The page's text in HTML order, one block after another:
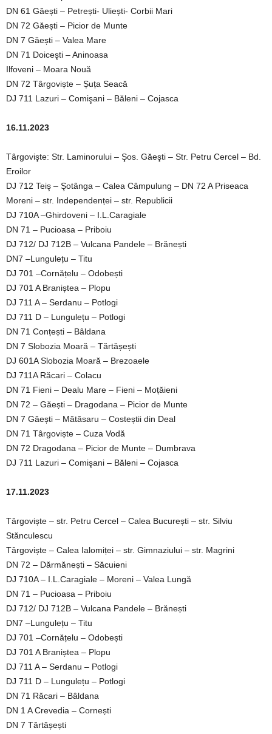
DN 61 Găești – Petrești- Uliești- Corbii Mari
DN 72 Găești – Picior de Munte
DN 7 Găești – Valea Mare
DN 71 Doiceşti – Aninoasa
Ilfoveni – Moara Nouă
DN 72 Târgoviște – Șuța Seacă
DJ 711 Lazuri – Comişani – Băleni – Cojasca
16.11.2023
Târgovişte: Str. Laminorului – Şos. Găeşti – Str. Petru Cercel – Bd.
Eroilor
DJ 712 Teiş – Şotânga – Calea Câmpulung – DN 72 A Priseaca
Moreni – str. Independenței – str. Republicii
DJ 710A –Ghirdoveni – I.L.Caragiale
DN 71 – Pucioasa – Priboiu
DJ 712/ DJ 712B – Vulcana Pandele – Brănești
DN7 –Lungulețu – Titu
DJ 701 –Cornățelu – Odobești
DJ 701 A Braniștea – Plopu
DJ 711 A – Serdanu – Potlogi
DJ 711 D – Lungulețu – Potlogi
DN 71 Conțești – Bâldana
DN 7 Slobozia Moară – Tărtășești
DJ 601A Slobozia Moară – Brezoaele
DJ 711A Răcari – Colacu
DN 71 Fieni – Dealu Mare – Fieni – Moțăieni
DN 72 – Găești – Dragodana – Picior de Munte
DN 7 Găești – Mătăsaru – Costeștii din Deal
DN 71 Târgoviște – Cuza Vodă
DN 72 Dragodana – Picior de Munte – Dumbrava
DJ 711 Lazuri – Comişani – Băleni – Cojasca
17.11.2023
Târgoviște – str. Petru Cercel – Calea București – str. Silviu
Stănculescu
Târgoviște – Calea Ialomiței – str. Gimnaziului – str. Magrini
DN 72 – Dărmănești – Săcuieni
DJ 710A – I.L.Caragiale – Moreni – Valea Lungă
DN 71 – Pucioasa – Priboiu
DJ 712/ DJ 712B – Vulcana Pandele – Brănești
DN7 –Lungulețu – Titu
DJ 701 –Cornățelu – Odobești
DJ 701 A Braniștea – Plopu
DJ 711 A – Serdanu – Potlogi
DJ 711 D – Lungulețu – Potlogi
DN 71 Răcari – Bâldana
DN 1 A Crevedia – Cornești
DN 7 Tărtășești